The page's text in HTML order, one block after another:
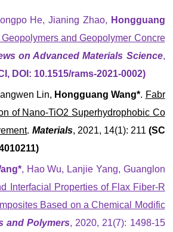
He, Jianing Zhao, Hongguang
and Geopolymer Concre
on Advanced Materials Science,
DOI: 10.1515/rams-2021-0002)
Lin, Hongguang Wang*. Fabr
of Nano-TiO2 Superhydrophobic Co
. Materials, 2021, 14(1): 211 (SC
, Hao Wu, Lanjie Yang, Guanglon
Interfacial Properties of Flax Fiber-R
Based on a Chemical Modific
and Polymers, 2020, 21(7): 1498-15